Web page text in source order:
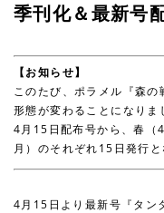
季刊化＆最新号
【お知らせ】
このたび、ポラメル『森
形態が変わることになりま
4月15日配布号から、春（
月）のそれぞれ15日発行と
4月15日より最新号『タン